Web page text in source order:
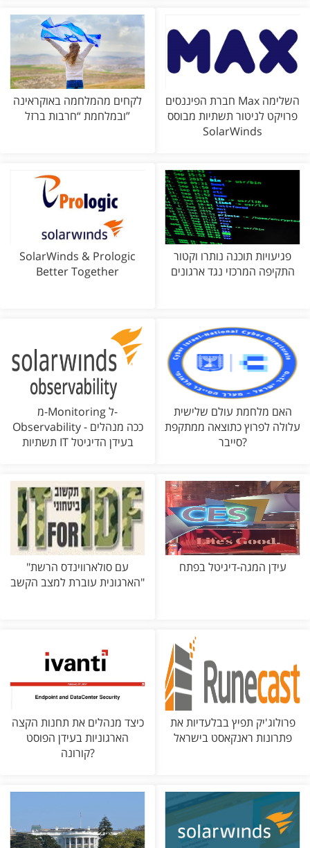
חברת הפיננסים Max השלימה
פרויקט לניטור תשתיות מבוסס
SolarWinds
לקחים מהמלחמה באוקראינה
ובמלחמת “חרבות ברזל”
פגיעויות תוכנה נותרו וקטור
התקיפה המרכזי נגד ארגונים
SolarWinds & Prologic
Better Together
האם מלחמת עולם שלישית
עלולה לפרוץ כתוצאה ממתקפת
סייבר?
מ-Monitoring ל-
Observability - ככה מנהלים
תשתיות IT בעידן הדיגיטל
עידן המגה-דיגיטל בפתח
"עם סולארווינדס הרשת
הארגונית עוברת למצב הקשב"
פרולוג'יק תפיץ בבלעדיות את
פתרונות ראנקאסט בישראל
כיצד מנהלים את תחנות הקצה
הארגוניות בעידן הפוסט
קורונה?